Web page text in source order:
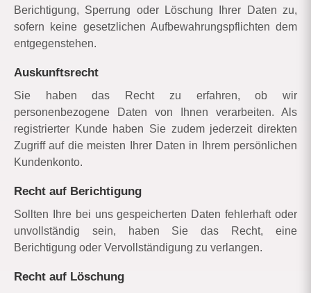
Berichtigung, Sperrung oder Löschung Ihrer Daten zu,
sofern keine gesetzlichen Aufbewahrungspflichten dem
entgegenstehen.
Auskunftsrecht
Sie haben das Recht zu erfahren, ob wir
personenbezogene Daten von Ihnen verarbeiten. Als
registrierter Kunde haben Sie zudem jederzeit direkten
Zugriff auf die meisten Ihrer Daten in Ihrem persönlichen
Kundenkonto.
Recht auf Berichtigung
Sollten Ihre bei uns gespeicherten Daten fehlerhaft oder
unvollständig sein, haben Sie das Recht, eine
Berichtigung oder Vervollständigung zu verlangen.
Recht auf Löschung